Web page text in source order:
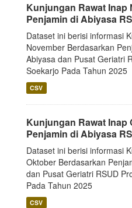
Kunjungan Rawat Inap
Penjamin di Abiyasa
Dataset ini berisi informasi
November Berdasarkan
Abiyasa dan Pusat Geriatri
Soekarjo Pada Tahun 2025
CSV
Kunjungan Rawat Inap
Penjamin di Abiyasa
Dataset ini berisi informasi
Oktober Berdasarkan
dan Pusat Geriatri RSUD
Pada Tahun 2025
CSV